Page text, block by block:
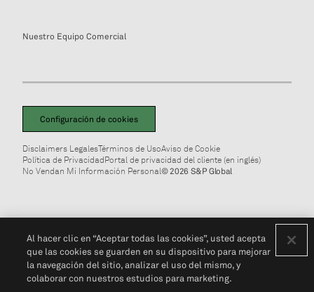
Nuestro Equipo Comercial
Configuración de cookies
Disclaimers LegalesTérminos de UsoAviso de Cookie
Política de PrivacidadPortal de privacidad del cliente (en inglés)
No Vendan Mi Información Personal© 2026 S&P Global
Al hacer clic en “Aceptar todas las cookies”, usted acepta
que las cookies se guarden en su dispositivo para mejorar
la navegación del sitio, analizar el uso del mismo, y
colaborar con nuestros estudios para marketing.